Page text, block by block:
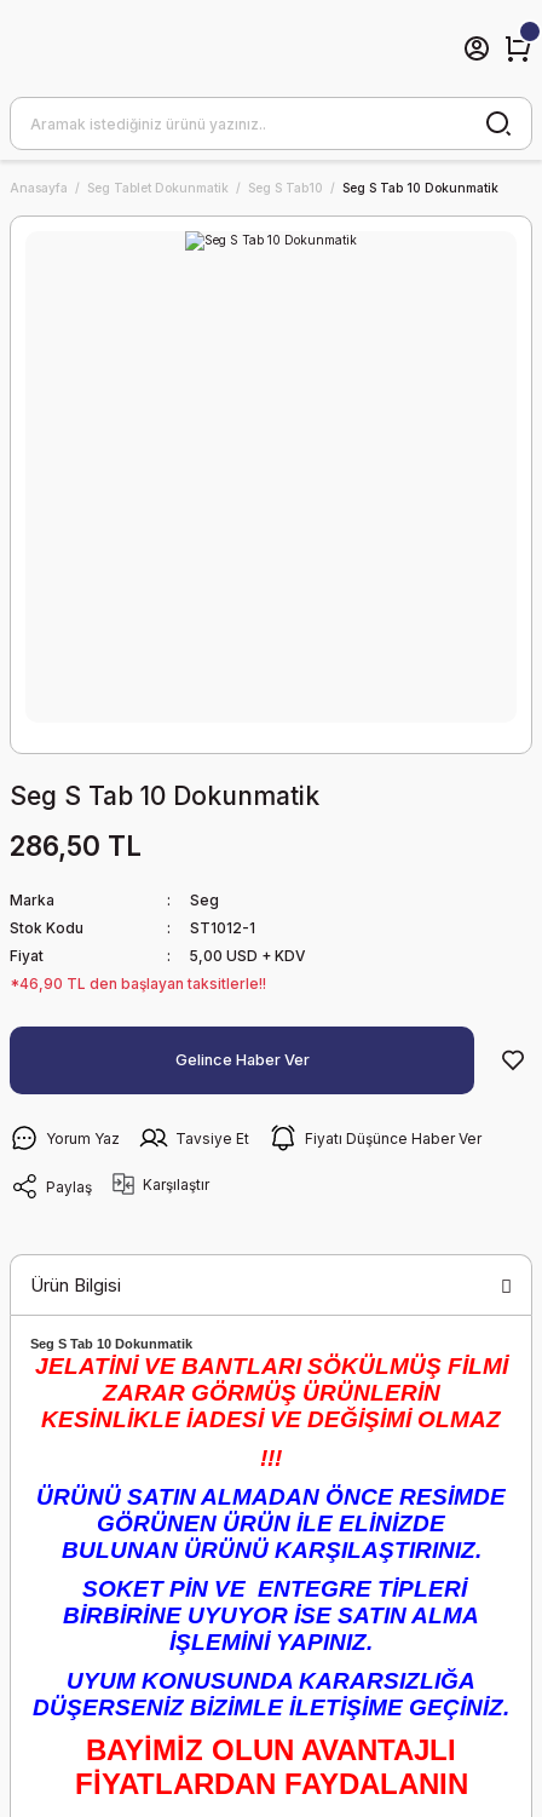
Anasayfa Seg Tablet Dokunmatik Seg S Tab10 Seg S Tab 10 Dokunmatik
Seg S Tab 10 Dokunmatik
286,50 TL
Marka
Seg
Stok Kodu
ST1012-1
Fiyat
5,00 USD + KDV
*46,90 TL den başlayan taksitlerle!!
Gelince Haber Ver
Yorum Yaz Tavsiye Et Fiyatı Düşünce Haber Ver
Paylaş Karşılaştır
Ürün Bilgisi
Seg S Tab 10 Dokunmatik
JELATİNİ VE BANTLARI SÖKÜLMÜŞ FİLMİ
ZARAR GÖRMÜŞ ÜRÜNLERİN
KESİNLİKLE İADESİ VE DEĞİŞİMİ OLMAZ
!!!
ÜRÜNÜ SATIN ALMADAN ÖNCE RESİMDE
GÖRÜNEN ÜRÜN İLE ELİNİZDE
BULUNAN ÜRÜNÜ KARŞILAŞTIRINIZ.
SOKET PİN VE ENTEGRE TİPLERİ
BİRBİRİNE UYUYOR İSE SATIN ALMA
İŞLEMİNİ YAPINIZ.
UYUM KONUSUNDA KARARSIZLIĞA
DÜŞERSENİZ BİZİMLE İLETİŞİME GEÇİNİZ.
BAYİMİZ OLUN AVANTAJLI
FİYATLARDAN FAYDALANIN